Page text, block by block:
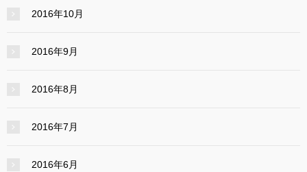
2016年10月
2016年9月
2016年8月
2016年7月
2016年6月